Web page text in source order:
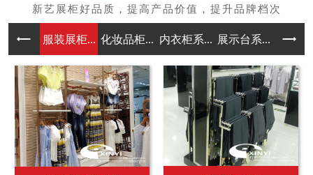
服装展柜... 化妆品柜... 内衣柜系... 展示台系... 中岛